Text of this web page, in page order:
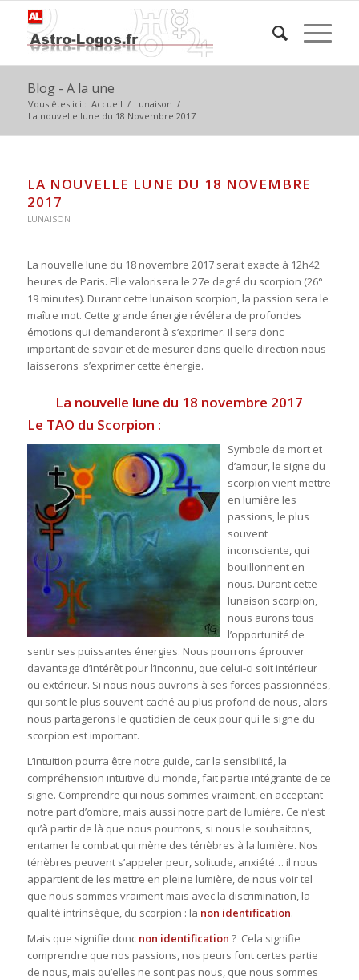
Blog - A la une
Vous êtes ici : Accueil / Lunaison /
La nouvelle lune du 18 Novembre 2017
LA NOUVELLE LUNE DU 18 NOVEMBRE
2017
LUNAISON
La nouvelle lune du 18 novembre 2017 serait exacte à 12h42
heures de Paris. Elle valorisera le 27e degré du scorpion (26°
19 minutes). Durant cette lunaison scorpion, la passion sera le
maître mot. Cette grande énergie révélera de profondes
émotions qui demanderont à s’exprimer. Il sera donc
important de savoir et de mesurer dans quelle direction nous
laisserons s’exprimer cette énergie.
La nouvelle lune du 18 novembre 2017
Le TAO du Scorpion :
Symbole de mort et
d’amour, le signe du
scorpion vient mettre
en lumière les
passions, le plus
souvent
inconsciente, qui
bouillonnent en
nous. Durant cette
lunaison scorpion,
nous aurons tous
l’opportunité de
sentir ses puissantes énergies. Nous pourrons éprouver
davantage d’intérêt pour l’inconnu, que celui-ci soit intérieur
ou extérieur. Si nous nous ouvrons à ses forces passionnées,
qui sont le plus souvent caché au plus profond de nous, alors
nous partagerons le quotidien de ceux pour qui le signe du
scorpion est important.
L’intuition pourra être notre guide, car la sensibilité, la
compréhension intuitive du monde, fait partie intégrante de ce
signe. Comprendre qui nous sommes vraiment, en acceptant
notre part d’ombre, mais aussi notre part de lumière. Ce n’est
qu’à partir de là que nous pourrons, si nous le souhaitons,
entamer le combat qui mène des ténèbres à la lumière. Nos
ténèbres peuvent s’appeler peur, solitude, anxiété… il nous
appartient de les mettre en pleine lumière, de nous voir tel
que nous sommes vraiment mais avec la discrimination, la
qualité intrinsèque, du scorpion : la non identification.
Mais que signifie donc non identification ? Cela signifie
comprendre que nos passions, nos peurs font certes partie
de nous, mais qu’elles ne sont pas nous, que nous sommes